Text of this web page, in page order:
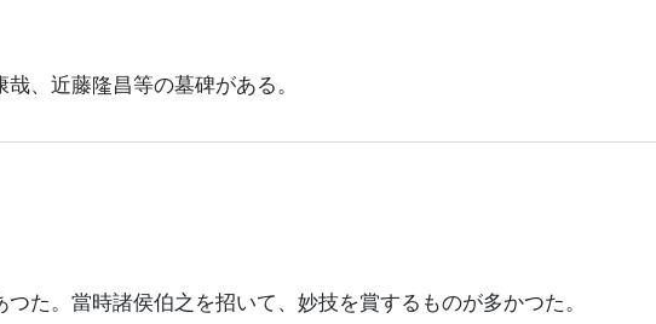
哉、近藤隆昌等の墓碑がある。
た。當時諸侯伯之を招いて、妙技を賞するものが多かつた。